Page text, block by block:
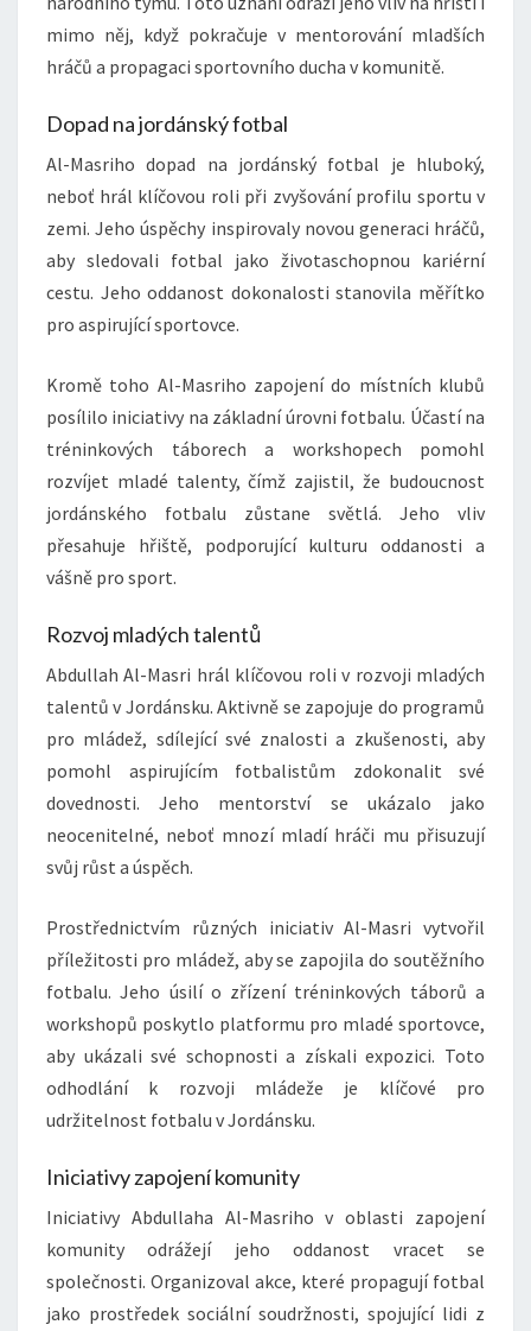
mimo něj, když pokračuje v mentorování mladších
hráčů a propagaci sportovního ducha v komunitě.
Dopad na jordánský fotbal
Al-Masriho dopad na jordánský fotbal je hluboký,
neboť hrál klíčovou roli při zvyšování profilu sportu v
zemi. Jeho úspěchy inspirovaly novou generaci hráčů,
aby sledovali fotbal jako životaschopnou kariérní
cestu. Jeho oddanost dokonalosti stanovila měřítko
pro aspirující sportovce.
Kromě toho Al-Masriho zapojení do místních klubů
posílilo iniciativy na základní úrovni fotbalu. Účastí na
tréninkových táborech a workshopech pomohl
rozvíjet mladé talenty, čímž zajistil, že budoucnost
jordánského fotbalu zůstane světlá. Jeho vliv
přesahuje hřiště, podporující kulturu oddanosti a
vášně pro sport.
Rozvoj mladých talentů
Abdullah Al-Masri hrál klíčovou roli v rozvoji mladých
talentů v Jordánsku. Aktivně se zapojuje do programů
pro mládež, sdílející své znalosti a zkušenosti, aby
pomohl aspirujícím fotbalistům zdokonalit své
dovednosti. Jeho mentorství se ukázalo jako
neocenitelné, neboť mnozí mladí hráči mu přisuzují
svůj růst a úspěch.
Prostřednictvím různých iniciativ Al-Masri vytvořil
příležitosti pro mládež, aby se zapojila do soutěžního
fotbalu. Jeho úsilí o zřízení tréninkových táborů a
workshopů poskytlo platformu pro mladé sportovce,
aby ukázali své schopnosti a získali expozici. Toto
odhodlání k rozvoji mládeže je klíčové pro
udržitelnost fotbalu v Jordánsku.
Iniciativy zapojení komunity
Iniciativy Abdullaha Al-Masriho v oblasti zapojení
komunity odrážejí jeho oddanost vracet se
společnosti. Organizoval akce, které propagují fotbal
jako prostředek sociální soudržnosti, spojující lidi z